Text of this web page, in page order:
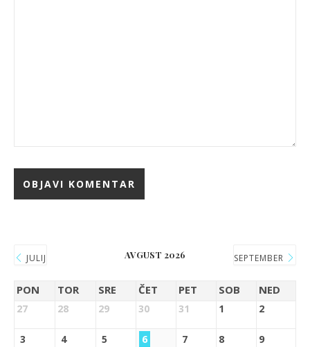
JULIJ AVGUST 2026 SEPTEMBER
PON TOR SRE ČET PET SOB NED
27 28 29 30 31 1 2
3 4 5 6 7 8 9